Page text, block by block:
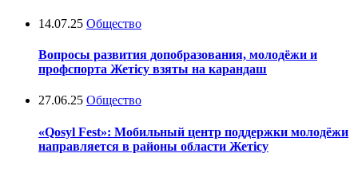
14.07.25 Общество
Вопросы развития допобразования, молодёжи и
профспорта Жетісу взяты на карандаш
27.06.25 Общество
«Qosyl Fest»: Мобильный центр поддержки молодёжи
направляется в районы области Жетісу